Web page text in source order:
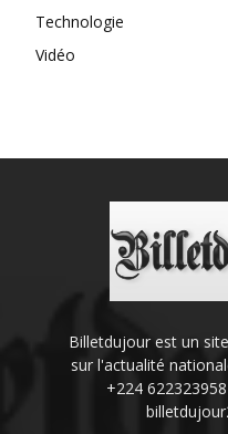
Technologie
Vidéo
Billetdujour est un
sur l'actualité
+224